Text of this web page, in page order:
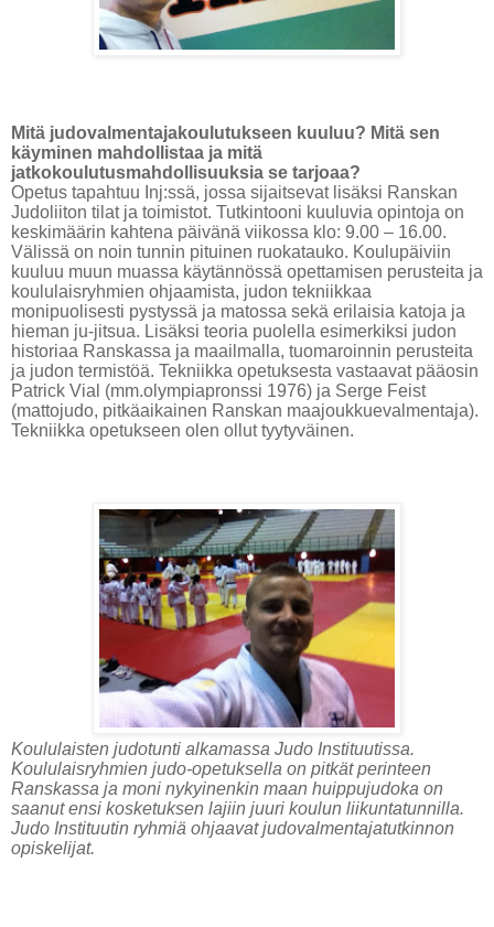
Mitä judovalmentajakoulutukseen kuuluu? Mitä sen
käyminen mahdollistaa ja mitä
jatkokoulutusmahdollisuuksia se tarjoaa?
Opetus tapahtuu Inj:ssä, jossa sijaitsevat lisäksi Ranskan
Judoliiton tilat ja toimistot. Tutkintooni kuuluvia opintoja on
keskimäärin kahtena päivänä viikossa klo: 9.00 – 16.00.
Välissä on noin tunnin pituinen ruokatauko. Koulupäiviin
kuuluu muun muassa käytännössä opettamisen perusteita ja
koululaisryhmien ohjaamista, judon tekniikkaa
monipuolisesti pystyssä ja matossa sekä erilaisia katoja ja
hieman ju-jitsua. Lisäksi teoria puolella esimerkiksi judon
historiaa Ranskassa ja maailmalla, tuomaroinnin perusteita
ja judon termistöä. Tekniikka opetuksesta vastaavat pääosin
Patrick Vial (mm.olympiapronssi 1976) ja Serge Feist
(mattojudo, pitkäaikainen Ranskan maajoukkuevalmentaja).
Tekniikka opetukseen olen ollut tyytyväinen.
Koululaisten judotunti alkamassa Judo Instituutissa.
Koululaisryhmien judo-opetuksella on pitkät perinteen
Ranskassa ja moni nykyinenkin maan huippujudoka on
saanut ensi kosketuksen lajiin juuri koulun liikuntatunnilla.
Judo Instituutin ryhmiä ohjaavat judovalmentajatutkinnon
opiskelijat.